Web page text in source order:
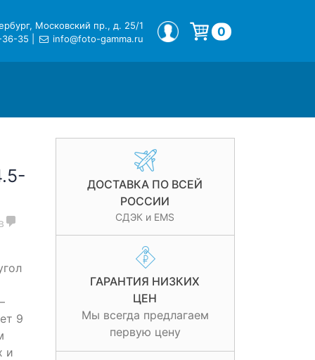
Московский пр., д. 25/1
36-35
info@foto-gamma.ru
МОЙ ПРОФИЛЬ 0
ДОСТАВКА ПО ВСЕЙ
РОССИИ
СДЭК и EMS
ГАРАНТИЯ НИЗКИХ
ЦЕН
Мы всегда предлагаем
первую цену
9
и